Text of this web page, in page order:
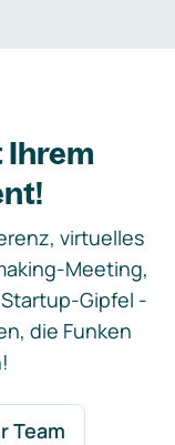
Ihrem
virtuelles
Meeting,
Gipfel -
die Funken
Team